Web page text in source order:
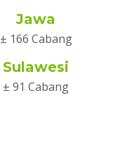
Jawa
± 166 Cabang
Sulawesi
± 91 Cabang